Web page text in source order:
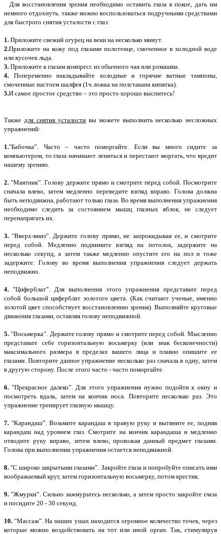
Для восстановления зрения необходимо оставить глаза в покое, дать им
немного отдохнуть. также можно воспользоваться подручными средствами
для быстрого снятия усталости с глаз:
1. Приложите свежий огурец на веки на несколько минут.
2.Приложите на кожу под глазами полотенце, смоченное в холодной воде
или кусочек льда.
3. Приложите к глазам компресс из обычного чая или ромашки.
4. Попеременно накладывайте холодные и горячие ватные тампоны,
смоченные настоем шалфея (1ч.ложка на полстакана кипятка).
5.И самое простое средство – это просто хорошо выспитесь!
Также для снятия усталости вы можете выполнить несколько несложных
упражнений:
1."Бабочка”. Часто – часто поморгайте. Если вы много сидите за
компьютером, то глаза начинают лениться и перестают моргать, что вредит
нашему зрению.
2. "Маятник”. Голову держите прямо и смотрите перед собой. Посмотрите
сначала влево, затем медленно переведите взгляд вправо. Голова должна
быть неподвижна, работают только глаза. Во время выполнения упражнения
необходимо следить за состоянием мышц глазных яблок, не следует
перенапрягать их.
3. "Вверх-вниз”. Держите голову прямо, не запрокидывая ее, и смотрите
перед собой. Медленно поднимите взгляд на потолок, задержите на
несколько секунд, а затем также медленно опустите его на пол и тоже
задержите. Голову во время выполнения упражнения следует держать
неподвижно.
4. "Циферблат”. Для выполнения этого упражнения представьте перед
собой большой циферблат золотого цвета. (Как считают ученые, именно
золотой цвет способствует восстановлению зрения). Выполняйте круговые
движения глазами, оставляя голову неподвижной.
5. "Восьмерка”. Держите голову прямо и смотрите перед собой. Мысленно
представьте себе горизонтальную восьмерку (или знак бесконечности)
максимального размера в пределах вашего лица и плавно опишите ее
глазами. Повторите данное упражнение несколько раз сначала в одну, затем
в другую сторону. После этого часто - часто поморгайте.
6. "Прекрасное далеко”. Для этого упражнения нужно подойти к окну и
посмотреть вдаль, затем на кончик носа. Повторите несколько раз. Это
упражнение тренирует глазную мышцу.
7. "Карандаш”. Возьмите карандаш в правую руку и вытяните ее, подняв
карандаш над уровнем глаз. Смотрите на кончик карандаша и медленно
отводите руку вправо, зптем влево, провожая данный предмет глазами.
Голова при выполнении упражнения остается неподвижной.
8. "С широко закрытыми глазами”. Закройте глаза и попробуйте описать ими
воображаемый круг, затем горизонтальную восьмерку, потом крестик.
9. "Жмурки”. Сильно зажмурьтесь несколько, а затем просто закройте глаза
и посидите 20 - 30 секунд.
10. "Массаж”. На наших ушах находится огромное количество точек, через
которые можно воздействовать на тот или иной орган. Так, стимулируя